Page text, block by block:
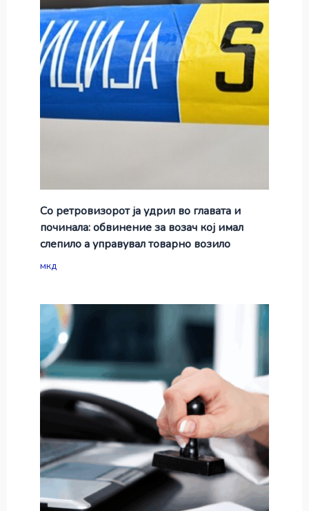
Со ретровизорот ја удрил во главата и
починала: обвинение за возач кој имал
слепило а управувал товарно возило
мкд